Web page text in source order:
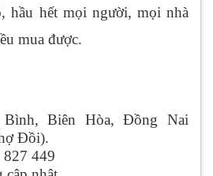
hầu hết mọi người, mọi nhà
mua được.
Biên Hòa, Đồng Nai
Đồi).
449